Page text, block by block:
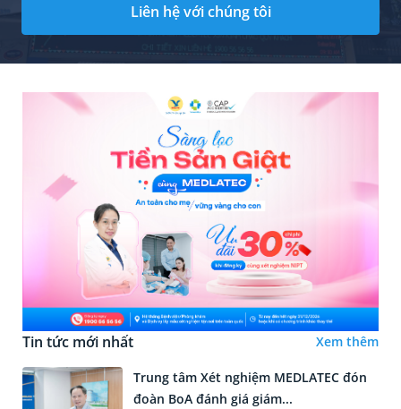
Liên hệ với chúng tôi
Tin tức mới nhất Xem thêm
Trung tâm Xét nghiệm MEDLATEC đón
đoàn BoA đánh giá giám...